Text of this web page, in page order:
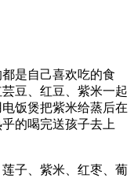
是自己喜欢吃的食
豆、红豆、紫米一起
饭煲把紫米给蒸后在
的喝完送孩子去上
子、紫米、红枣、葡